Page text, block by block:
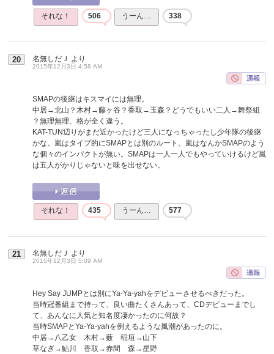
それな！ 506 うーん… 338
20 名無しだＪ より
2015年12月3日 4:58 AM
SMAPの後継はキスマイには無理。
中居→北山？木村→藤ヶ谷？香取→玉森？どうでもいい二人→舞祭組
？無理無理、格が全く違う。
KAT-TUN辺りがまだ近かったけど三人になっちゃったし少年隊の後継
かな。嵐はタイプ的にSMAPとは別のルート。嵐はなんかSMAPのよう
な個々のインパクトが無い。SMAPは一人一人でもやっていけるけど嵐
は五人がかりじゃないと味を出せない。
それな！ 435 うーん… 577
21 名無しだＪ より
2015年12月3日 5:09 AM
Hey Say JUMPとは別にYa-Ya-yahをデビューさせるべきだった。
当時冠番組まで持って、良い曲たくさんあって、CDデビューまでし
て、あんなに人気と知名度凄かったのに何故？
当時SMAPとYa-Ya-yahを例えるような風潮があったのに。
中居→八乙女 木村→薮 稲垣→山下
草なぎ→鮎川 香取→赤間 森→星野